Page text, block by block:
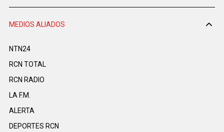
MEDIOS ALIADOS
NTN24
RCN TOTAL
RCN RADIO
LA F.M.
ALERTA
DEPORTES RCN